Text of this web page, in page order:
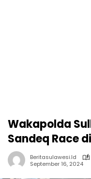
Wakapolda
Sandeq Race
Beritasulawesi.id
September 16, 2024